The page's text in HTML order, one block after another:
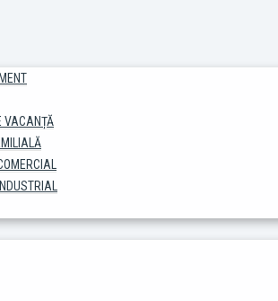
VACANȚĂ